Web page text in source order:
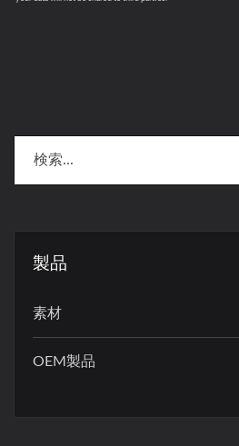
製品
素材
OEM製品